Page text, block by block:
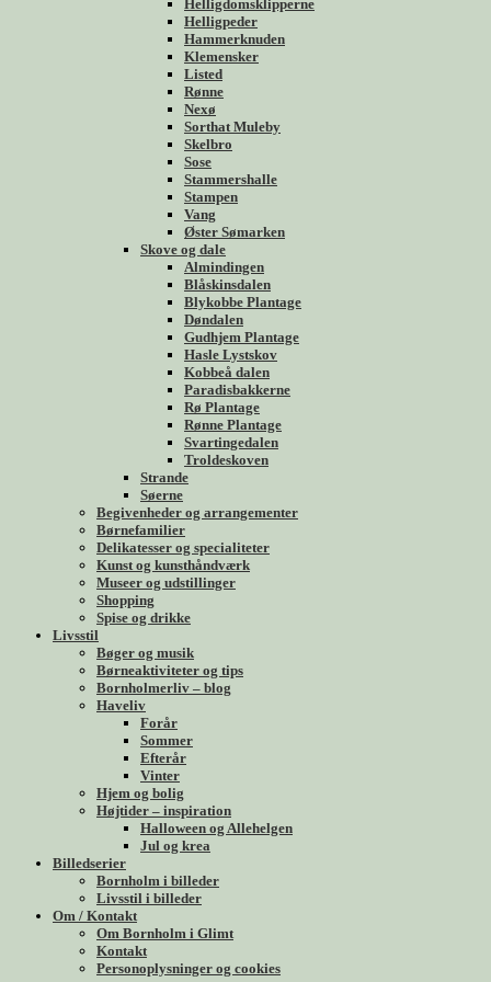
Helligdomsklipperne
Helligpeder
Hammerknuden
Klemensker
Listed
Rønne
Nexø
Sorthat Muleby
Skelbro
Sose
Stammershalle
Stampen
Vang
Øster Sømarken
Skove og dale
Almindingen
Blåskinsdalen
Blykobbe Plantage
Døndalen
Gudhjem Plantage
Hasle Lystskov
Kobbeå dalen
Paradisbakkerne
Rø Plantage
Rønne Plantage
Svartingedalen
Troldeskoven
Strande
Søerne
Begivenheder og arrangementer
Børnefamilier
Delikatesser og specialiteter
Kunst og kunsthåndværk
Museer og udstillinger
Shopping
Spise og drikke
Livsstil
Bøger og musik
Børneaktiviteter og tips
Bornholmerliv – blog
Haveliv
Forår
Sommer
Efterår
Vinter
Hjem og bolig
Højtider – inspiration
Halloween og Allehelgen
Jul og krea
Billedserier
Bornholm i billeder
Livsstil i billeder
Om / Kontakt
Om Bornholm i Glimt
Kontakt
Personoplysninger og cookies